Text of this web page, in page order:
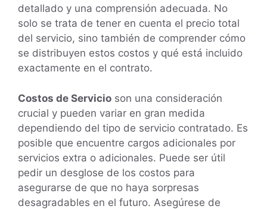
detallado y una comprensión adecuada. No
solo se trata de tener en cuenta el precio total
del servicio, sino también de comprender cómo
se distribuyen estos costos y qué está incluido
exactamente en el contrato.
Costos de Servicio son una consideración
crucial y pueden variar en gran medida
dependiendo del tipo de servicio contratado. Es
posible que encuentre cargos adicionales por
servicios extra o adicionales. Puede ser útil
pedir un desglose de los costos para
asegurarse de que no haya sorpresas
desagradables en el futuro. Asegúrese de